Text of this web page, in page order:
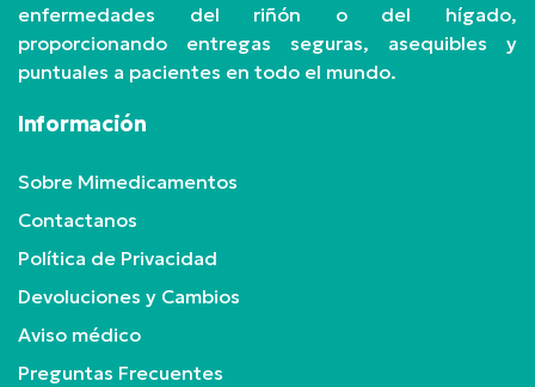
enfermedades del riñón o del hígado,
proporcionando entregas seguras, asequibles y
puntuales a pacientes en todo el mundo.
Información
Sobre Mimedicamentos
Contactanos
Política de Privacidad
Devoluciones y Cambios
Aviso médico
Preguntas Frecuentes